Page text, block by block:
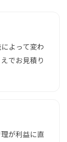
よって変わ
でお見積り
が利益に直